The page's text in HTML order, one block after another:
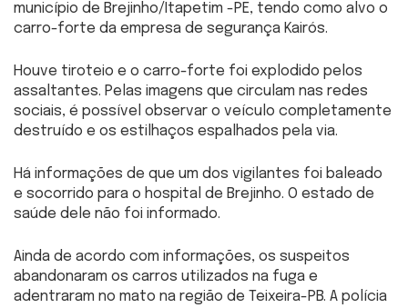
município de Brejinho/Itapetim -PE, tendo como alvo o
carro-forte da empresa de segurança Kairós.
Houve tiroteio e o carro-forte foi explodido pelos
assaltantes. Pelas imagens que circulam nas redes
sociais, é possível observar o veículo completamente
destruído e os estilhaços espalhados pela via.
Há informações de que um dos vigilantes foi baleado
e socorrido para o hospital de Brejinho. O estado de
saúde dele não foi informado.
Ainda de acordo com informações, os suspeitos
abandonaram os carros utilizados na fuga e
adentraram no mato na região de Teixeira-PB. A polícia